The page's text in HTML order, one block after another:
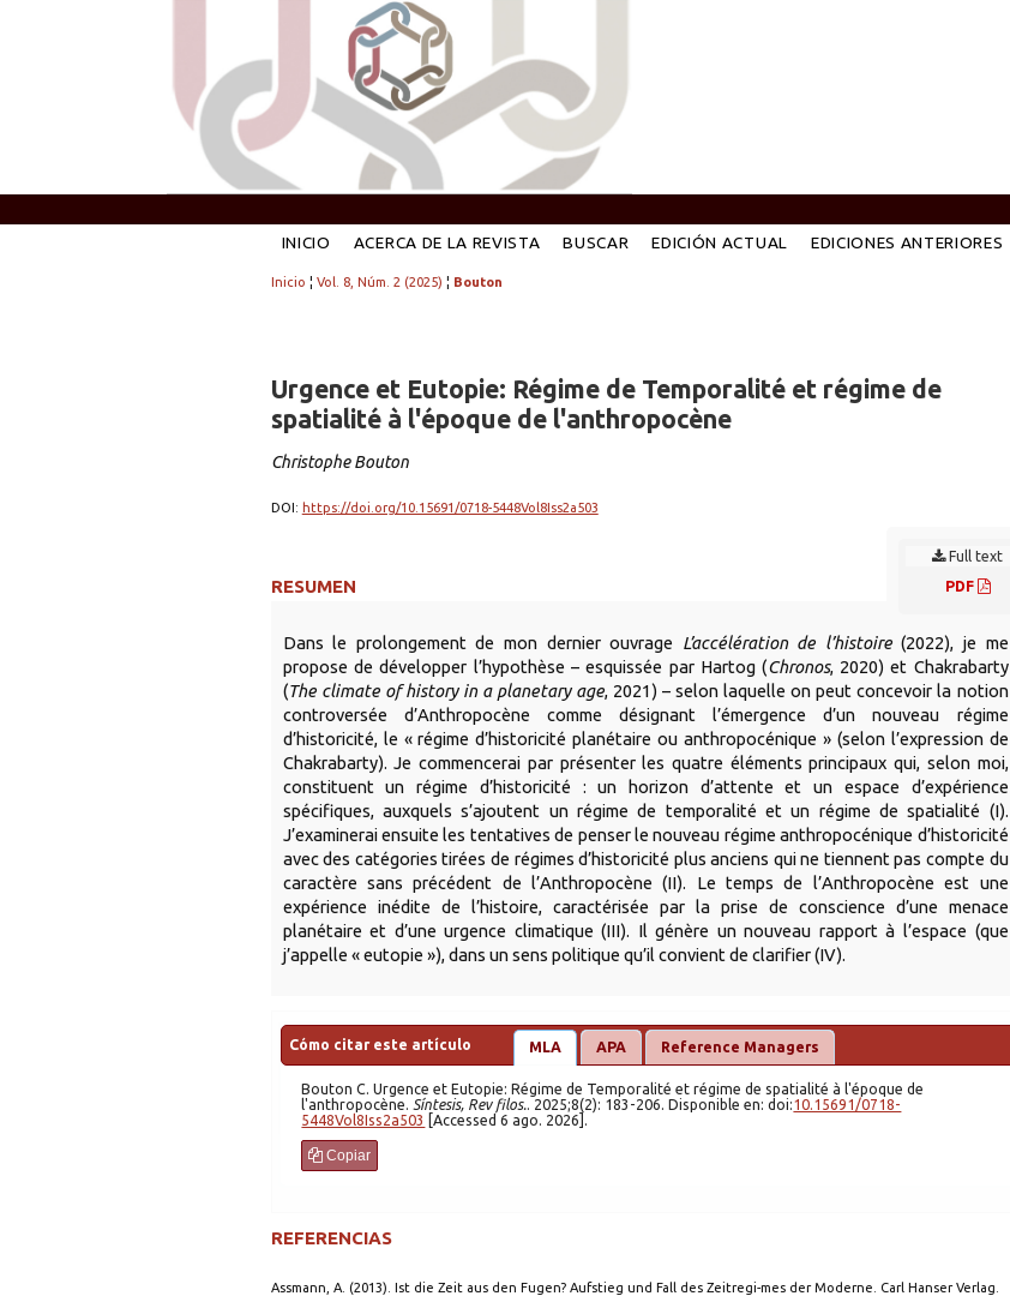
INICIO ACERCA DE LA REVISTA BUSCAR EDICIÓN ACTUAL EDICIONES ANTERIORES
Inicio ¦ Vol. 8, Núm. 2 (2025) ¦ Bouton
Urgence et Eutopie: Régime de Temporalité et régime de
spatialité à l'époque de l'anthropocène
Christophe Bouton
DOI: https://doi.org/10.15691/0718-5448Vol8Iss2a503
Full text
PDF
RESUMEN
Dans le prolongement de mon dernier ouvrage L’accélération de l’histoire(2022), je me
propose de développer l’hypothèse – esquissée par Hartog (Chronos, 2020) et Chakrabarty
(The climate of history in a planetary age, 2021) – selon laquelle on peut concevoir la notion
controversée d’Anthropocène comme désignant l’émergence d’un nouveau régime
d’historicité, le « régime d’historicité planétaire ou anthropocénique » (selon l’expression de
Chakrabarty). Je commencerai par présenter les quatre éléments principaux qui, selon moi,
constituent un régime d’historicité : un horizon d’attente et un espace d’expérience
spécifiques, auxquels s’ajoutent un régime de temporalité et un régime de spatialité (I).
J’examinerai ensuite les tentatives de penser le nouveau régime anthropocénique d’historicité
avec des catégories tirées de régimes d’historicité plus anciens qui ne tiennent pas compte du
caractère sans précédent de l’Anthropocène (II). Le temps de l’Anthropocène est une
expérience inédite de l’histoire, caractérisée par la prise de conscience d’une menace
planétaire et d’une urgence climatique (III). Il génère un nouveau rapport à l’espace (que
j’appelle « eutopie »), dans un sens politique qu’il convient de clarifier (IV).
Cómo citar este artículo MLA APA Reference Managers
Bouton C. Urgence et Eutopie: Régime de Temporalité et régime de spatialité à l'époque de
l'anthropocène. Síntesis, Rev filos.. 2025;8(2): 183-206. Disponible en: doi:10.15691/0718-
5448Vol8Iss2a503
[Accessed 6 ago. 2026].
Copiar
REFERENCIAS
Assmann, A. (2013). Ist die Zeit aus den Fugen? Aufstieg und Fall des Zeitregi-mes der Moderne. Carl Hanser Verlag.